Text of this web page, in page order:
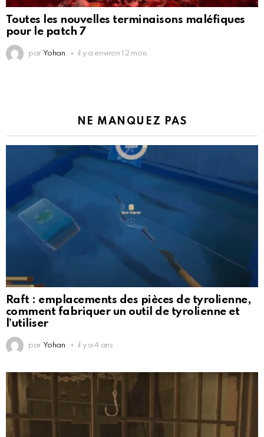
Toutes les nouvelles terminaisons maléfiques
pour le patch 7
par Yohan il y a environ 12 mois
NE MANQUEZ PAS
Raft : emplacements des pièces de tyrolienne,
comment fabriquer un outil de tyrolienne et
l’utiliser
par Yohan il y a 4 ans